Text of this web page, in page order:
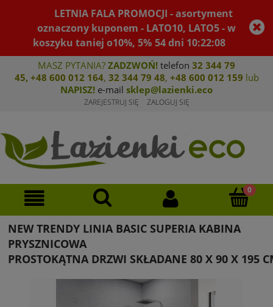
LETNIA FALA PROMOCJI - asortyment
oznaczony kuponem - LATO10, LATO5 - w
koszyku taniej o10%, 5% 54dni 10:22:08
MASZ PYTANIA? ZADZWOŃ! telefon 32 344 79
45, +48 600 012 164, 32 344 79 48, +48 600 012 159 lub
NAPISZ! e-mail sklep@lazienki.eco
ZAREJESTRUJ SIĘ ZALOGUJ SIĘ
NEW TRENDY LINIA BASIC SUPERIA KABINA
PRYSZNICOWA
PROSTOKĄTNA DRZWI SKŁADANE 80 X 90 X 195